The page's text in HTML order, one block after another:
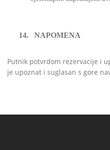
14. NAPOMENA
Putnik potvrdom rezervacije i
je upoznat i suglasan s gore